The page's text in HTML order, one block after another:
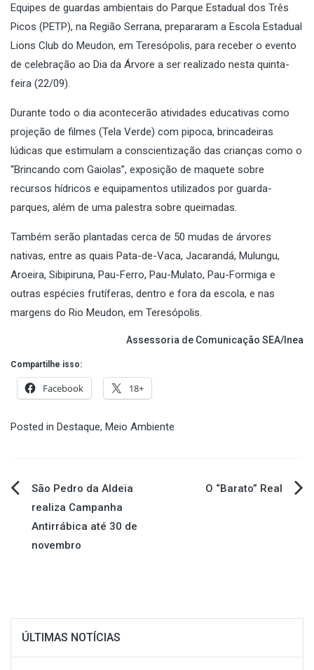
Equipes de guardas ambientais do Parque Estadual dos Três
Picos (PETP), na Região Serrana, prepararam a Escola Estadual
Lions Club do Meudon, em Teresópolis, para receber o evento
de celebração ao Dia da Árvore a ser realizado nesta quinta-
feira (22/09).
Durante todo o dia acontecerão atividades educativas como
projeção de filmes (Tela Verde) com pipoca, brincadeiras
lúdicas que estimulam a conscientização das crianças como o
“Brincando com Gaiolas”, exposição de maquete sobre
recursos hídricos e equipamentos utilizados por guarda-
parques, além de uma palestra sobre queimadas.
Também serão plantadas cerca de 50 mudas de árvores
nativas, entre as quais Pata-de-Vaca, Jacarandá, Mulungu,
Aroeira, Sibipiruna, Pau-Ferro, Pau-Mulato, Pau-Formiga e
outras espécies frutíferas, dentro e fora da escola, e nas
margens do Rio Meudon, em Teresópolis.
Assessoria de Comunicação SEA/Inea
Compartilhe isso:
Facebook 18+
Posted in Destaque, Meio Ambiente
Navegação
de
São Pedro da Aldeia
realiza Campanha
Antirrábica até 30 de
novembro
O “Barato” Real
ÚLTIMAS NOTÍCIAS